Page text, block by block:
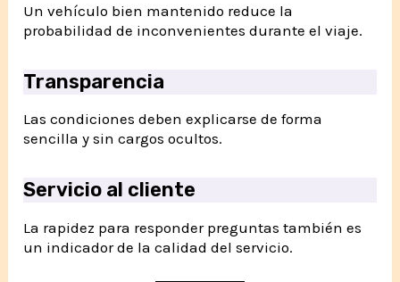
Un vehículo bien mantenido reduce la
probabilidad de inconvenientes durante el viaje.
Transparencia
Las condiciones deben explicarse de forma
sencilla y sin cargos ocultos.
Servicio al cliente
La rapidez para responder preguntas también es
un indicador de la calidad del servicio.